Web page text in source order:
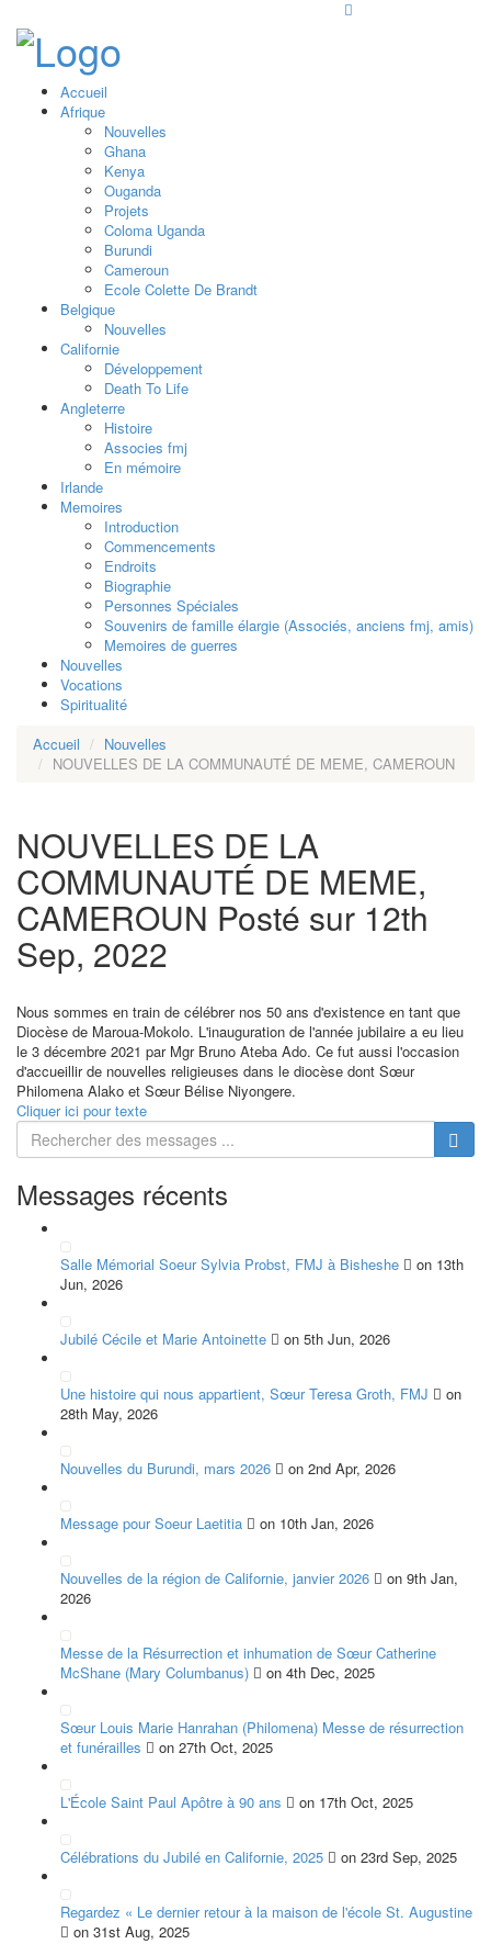
Accueil
Afrique
Nouvelles
Ghana
Kenya
Ouganda
Projets
Coloma Uganda
Burundi
Cameroun
Ecole Colette De Brandt
Belgique
Nouvelles
Californie
Développement
Death To Life
Angleterre
Histoire
Associes fmj
En mémoire
Irlande
Memoires
Introduction
Commencements
Endroits
Biographie
Personnes Spéciales
Souvenirs de famille élargie (Associés, anciens fmj, amis)
Memoires de guerres
Nouvelles
Vocations
Spiritualité
Accueil
Nouvelles
NOUVELLES DE LA COMMUNAUTÉ DE MEME, CAMEROUN
NOUVELLES DE LA
COMMUNAUTÉ DE MEME,
CAMEROUN Posté sur 12th
Sep, 2022
Nous sommes en train de célébrer nos 50 ans d'existence en tant que
Diocèse de Maroua-Mokolo. L'inauguration de l'année jubilaire a eu lieu
le 3 décembre 2021 par Mgr Bruno Ateba Ado. Ce fut aussi l'occasion
d'accueillir de nouvelles religieuses dans le diocèse dont Sœur
Philomena Alako et Sœur Bélise Niyongere.
Cliquer ici pour texte
Messages récents
Salle Mémorial Soeur Sylvia Probst, FMJ à Bisheshe
on 13th
Jun, 2026
Jubilé Cécile et Marie Antoinette on 5th Jun, 2026
Une histoire qui nous appartient, Sœur Teresa Groth, FMJ
on
28th May, 2026
Nouvelles du Burundi, mars 2026 on 2nd Apr, 2026
Message pour Soeur Laetitia on 10th Jan, 2026
Nouvelles de la région de Californie, janvier 2026
on 9th Jan,
2026
Messe de la Résurrection et inhumation de Sœur Catherine
McShane (Mary Columbanus)
on 4th Dec, 2025
Sœur Louis Marie Hanrahan (Philomena) Messe de résurrection
et funérailles
on 27th Oct, 2025
L'École Saint Paul Apôtre à 90 ans on 17th Oct, 2025
Célébrations du Jubilé en Californie, 2025 on 23rd Sep, 2025
Regardez « Le dernier retour à la maison de l'école St. Augustine
on 31st Aug, 2025